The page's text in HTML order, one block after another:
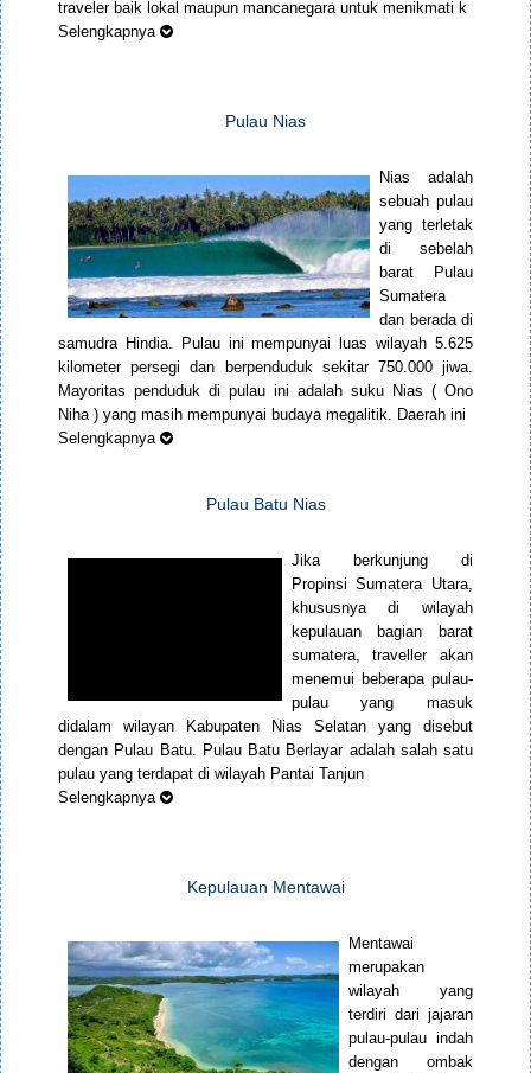
traveler baik lokal maupun mancanegara untuk menikmati k
Selengkapnya
Pulau Nias
Nias adalah
sebuah pulau
yang terletak
di sebelah
barat Pulau
Sumatera
dan berada di
samudra Hindia. Pulau ini mempunyai luas wilayah 5.625
kilometer persegi dan berpenduduk sekitar 750.000 jiwa.
Mayoritas penduduk di pulau ini adalah suku Nias ( Ono
Niha ) yang masih mempunyai budaya megalitik. Daerah ini
Selengkapnya
Pulau Batu Nias
Jika berkunjung di
Propinsi Sumatera Utara,
khususnya di wilayah
kepulauan bagian barat
sumatera, traveller akan
menemui beberapa pulau-
pulau yang masuk
didalam wilayan Kabupaten Nias Selatan yang disebut
dengan Pulau Batu. Pulau Batu Berlayar adalah salah satu
pulau yang terdapat di wilayah Pantai Tanjun
Selengkapnya
Kepulauan Mentawai
Mentawai
merupakan
wilayah yang
terdiri dari jajaran
pulau-pulau indah
dengan ombak